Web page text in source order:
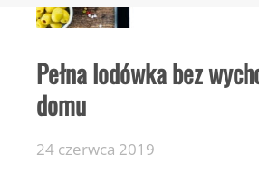
Pełna lodówka bez
domu
24 czerwca 2019